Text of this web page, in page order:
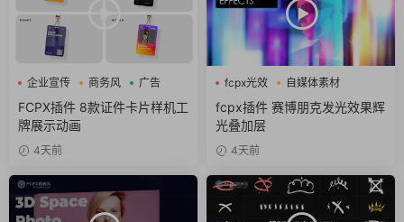
企业宣传 商务风 广告
FCPX插件 8款证件卡片样机工
牌展示动画
4天前
fcpx光效
自媒体素材
赛博朋克
fcpx插件 赛博朋克发光效果辉
光叠加层
4天前